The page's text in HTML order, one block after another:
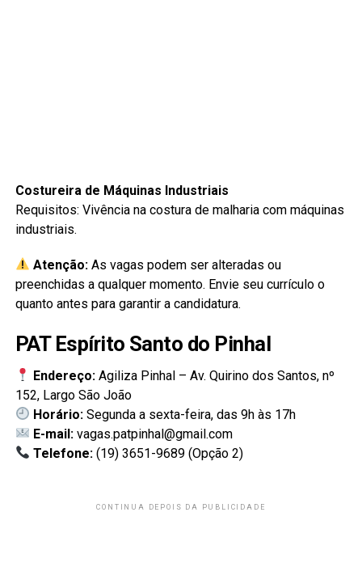
Costureira de Máquinas Industriais
Requisitos: Vivência na costura de malharia com máquinas
industriais.
Atenção:As vagas podem ser alteradas ou
preenchidas a qualquer momento. Envie seu currículo o
quanto antes para garantir a candidatura.
PAT Espírito Santo do Pinhal
Endereço:Agiliza Pinhal – Av. Quirino dos Santos, nº
152, Largo São João
Horário:Segunda a sexta-feira, das 9h às 17h
E-mail:vagas.patpinhal@gmail.com
Telefone:(19) 3651-9689 (Opção 2)
CONTINUA DEPOIS DA PUBLICIDADE